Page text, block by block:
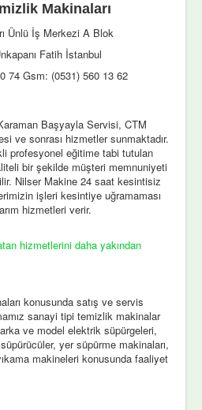
Makinaları
Ünlü İş Merkezi A Blok
Fatih İstanbul
74 Gsm: (0531) 560 13 62
Başyayla Servisi, CTM
ve sonrası hizmetler sunmaktadır.
profesyonel eğitime tabi tutulan
bir şekilde müşteri memnuniyeti
Nilser Makine 24 saat kesintisiz
işleri kesintiye uğramaması
hizmetleri verir.
hizmetlerini daha yakından
konusunda satış ve servis
sanayi tipi temizlik makinalar
ve model elektrik süpürgeleri,
yer süpürme makinaları,
makineleri konusunda faaliyet